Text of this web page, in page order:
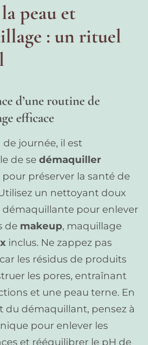
peau et
: un rituel
d’une routine de
efficace
journée, il est
de se démaquiller
préserver la santé de
un nettoyant doux
démaquillante pour enlever
de makeup, maquillage
inclus. Ne zappez pas
les résidus de produits
les pores, entraînant
et une peau terne. En
du démaquillant, pensez à
pour enlever les
et rééquilibrer le pH de